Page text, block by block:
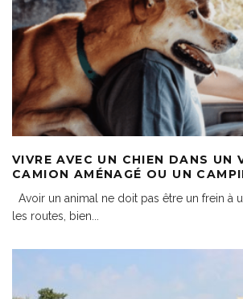
VIVRE AVEC UN CHIEN DANS UN
CAMION AMÉNAGÉ OU UN
Avoir un animal ne doit pas être un frein à
les routes, bien